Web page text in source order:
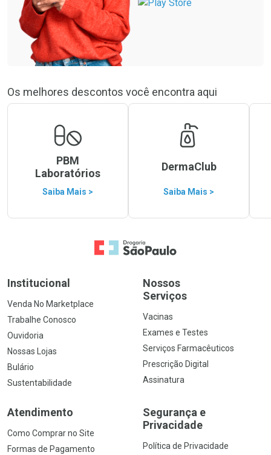
Os melhores descontos você encontra aqui
PBM
Laboratórios
Saiba Mais >
DermaClub
Saiba Mais >
Ir para a Home
Institucional
Venda No Marketplace
Trabalhe Conosco
Ouvidoria
Nossas Lojas
Bulário
Sustentabilidade
Nossos
Serviços
Vacinas
Exames e Testes
Serviços Farmacêuticos
Prescrição Digital
Assinatura
Atendimento
Como Comprar no Site
Formas de Pagamento
Segurança e
Privacidade
Política de Privacidade